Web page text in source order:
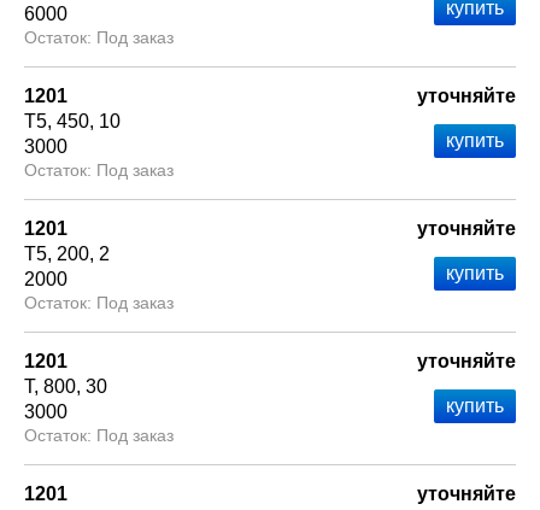
6000
Под заказ
1201
Т5 450 10
3000
Под заказ
уточняйте
1201
Т5 200 2
2000
Под заказ
уточняйте
1201
Т 800 30
3000
Под заказ
уточняйте
1201
уточняйте